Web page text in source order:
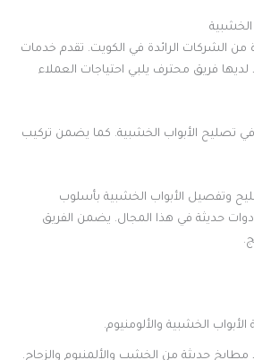
الخشبية
من الشركات الرائدة في الكويت. تقدم خدمات
لديها فريق محترف يلبي احتياجات العملاء
في تصليح الأبواب الخشبية. كما يضمن تركيب
وتفصيل الأبواب الخشبية بأسلوب
حديثة في هذا المجال. يضمن الفريق
الخشبية والألومنيوم.
حديثة من الخشب والألمنيوم والزجاج.